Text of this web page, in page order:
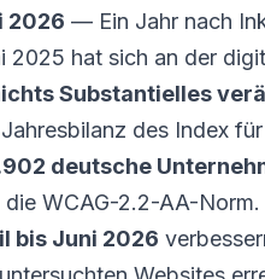
2026 — Ein Jahr nach
2025 hat sich an der
Substantielles
des Index
deutsche
WCAG-2.2-AA-
bis Juni 2026